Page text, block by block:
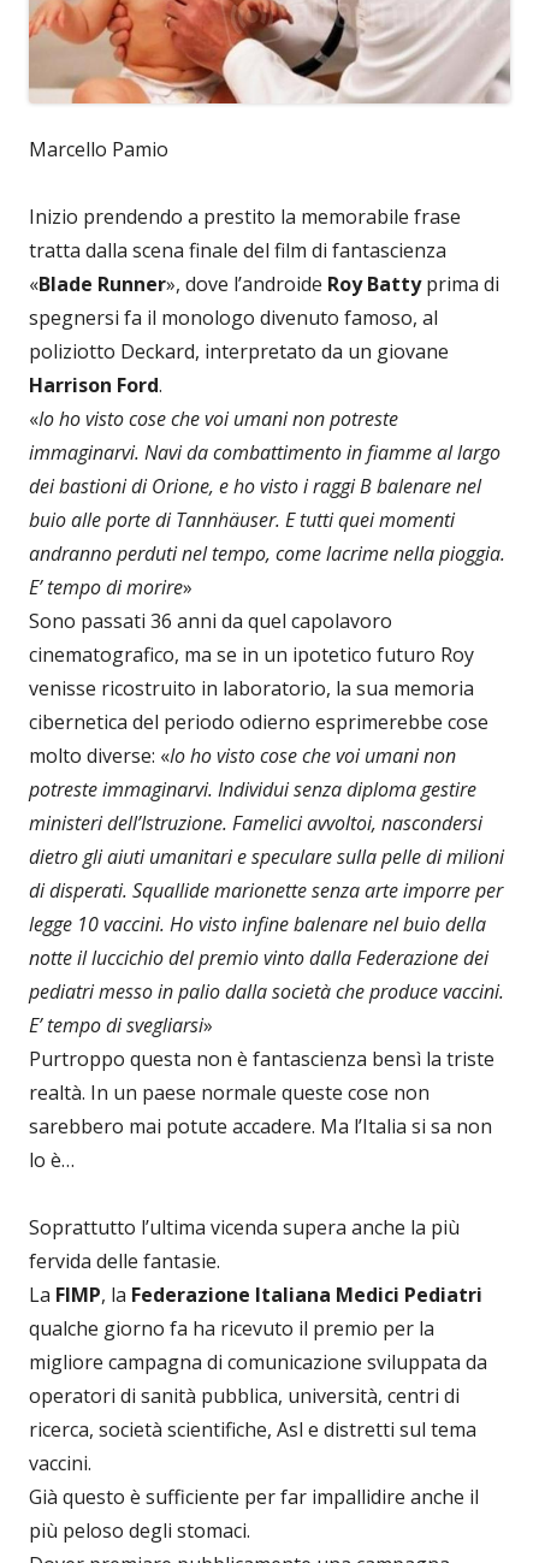
Marcello Pamio
Inizio prendendo a prestito la memorabile frase
tratta dalla scena finale del film di fantascienza
«Blade Runner», dove l’androide Roy Battyprima di
spegnersi fa il monologo divenuto famoso, al
poliziotto Deckard, interpretato da un giovane
Harrison Ford.
«Io ho visto cose che voi umani non potreste
immaginarvi. Navi da combattimento in fiamme al largo
dei bastioni di Orione, e ho visto i raggi B balenare nel
buio alle porte di Tannhäuser. E tutti quei momenti
andranno perduti nel tempo, come lacrime nella pioggia.
E’ tempo di morire»
Sono passati 36 anni da quel capolavoro
cinematografico, ma se in un ipotetico futuro Roy
venisse ricostruito in laboratorio, la sua memoria
cibernetica del periodo odierno esprimerebbe cose
molto diverse: «Io ho visto cose che voi umani non
potreste immaginarvi. Individui senza diploma gestire
ministeri dell’Istruzione. Famelici avvoltoi, nascondersi
dietro gli aiuti umanitari e speculare sulla pelle di milioni
di disperati. Squallide marionette senza arte imporre per
legge 10 vaccini. Ho visto infine balenare nel buio della
notte il luccichio del premio vinto dalla Federazione dei
pediatri messo in palio dalla società che produce vaccini.
E’ tempo di svegliarsi»
Purtroppo questa non è fantascienza bensì la triste
realtà. In un paese normale queste cose non
sarebbero mai potute accadere. Ma l’Italia si sa non
lo è…
Soprattutto l’ultima vicenda supera anche la più
fervida delle fantasie.
La FIMP, la Federazione Italiana Medici Pediatri
qualche giorno fa ha ricevuto il premio per la
migliore campagna di comunicazione sviluppata da
operatori di sanità pubblica, università, centri di
ricerca, società scientifiche, Asl e distretti sul tema
vaccini.
Già questo è sufficiente per far impallidire anche il
più peloso degli stomaci.